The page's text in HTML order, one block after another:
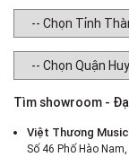
Tìm showroom -
Việt Thương
Số 46 Phố Hào